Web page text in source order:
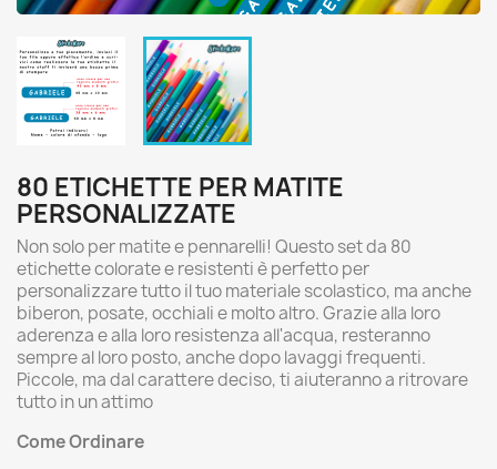
80 ETICHETTE PER MATITE
PERSONALIZZATE
Non solo per matite e pennarelli! Questo set da 80
etichette colorate e resistenti è perfetto per
personalizzare tutto il tuo materiale scolastico, ma anche
biberon, posate, occhiali e molto altro. Grazie alla loro
aderenza e alla loro resistenza all'acqua, resteranno
sempre al loro posto, anche dopo lavaggi frequenti.
Piccole, ma dal carattere deciso, ti aiuteranno a ritrovare
tutto in un attimo
Come Ordinare